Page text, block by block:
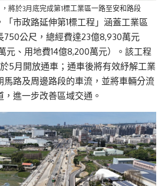
，將於3月底完成第1標工業區一路至安和路段
市政路延伸第1標工程」涵蓋工業區
750公尺，總經費達23億8,930萬元
元、用地費14億8,200萬元）。該工程
5月開放通車；通車後將有效紓解工業
馬路及周邊路段的車流，並將車輛分流
進一步改善區域交通。